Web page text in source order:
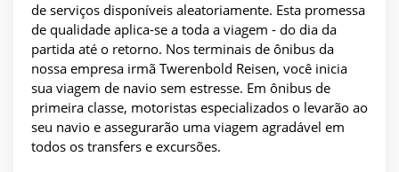
de serviços disponíveis aleatoriamente. Esta promessa
de qualidade aplica-se a toda a viagem - do dia da
partida até o retorno. Nos terminais de ônibus da
nossa empresa irmã Twerenbold Reisen, você inicia
sua viagem de navio sem estresse. Em ônibus de
primeira classe, motoristas especializados o levarão ao
seu navio e assegurarão uma viagem agradável em
todos os transfers e excursões.